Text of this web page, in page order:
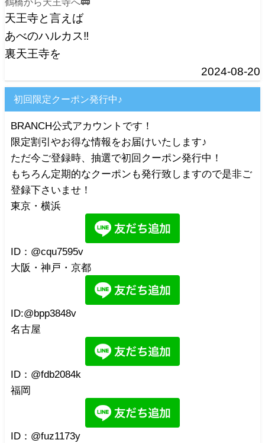
鶴橋から天王寺へ🚃
天王寺と言えば
あべのハルカス‼️
裏天王寺を
2024-08-20
初回限定クーポン発行中♪
BRANCH公式アカウントです！
限定割引やお得な情報をお届けいたします♪
ただ今ご登録時、抽選で初回クーポン発行中！
もちろん定期的なクーポンも発行致しますので是非ご
登録下さいませ！
東京・横浜
ID：@cqu7595v
大阪・神戸・京都
ID:@bpp3848v
名古屋
ID：@fdb2084k
福岡
ID：@fuz1173y